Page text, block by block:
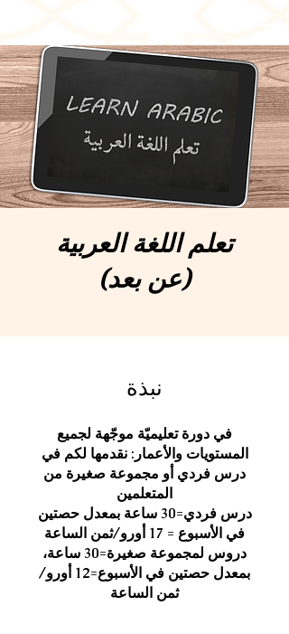
تعلم اللغة العربية
(عن بعد)
نبذة
في دورة تعليميّة موجّهة لجميع
المستويات والأعمار: نقدمها لكم في
درس فردي أو مجموعة صغيرة من
درس فردي=30 ساعة بمعدل حصتين
دروس لمجموعة صغيرة=30 ساعة،
بمعدل حصتين في الأسبوع=12 أورو/
ثمن الساعة